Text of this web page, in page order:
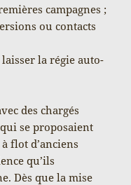
campagnes ;
ou contacts
la régie auto-
des chargés
se proposaient
flot d’anciens
qu’ils
Dès que la mise